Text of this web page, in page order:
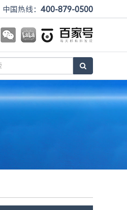
中国热线： 400-879-0500